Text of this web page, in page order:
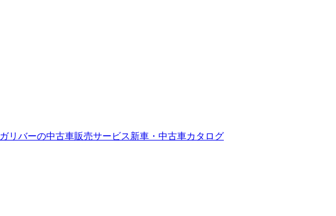
ガリバーの中古車販売サービス新車・中古車カタログ